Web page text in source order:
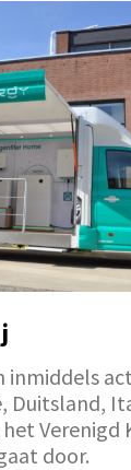
inmiddels
Duitsland,
door.